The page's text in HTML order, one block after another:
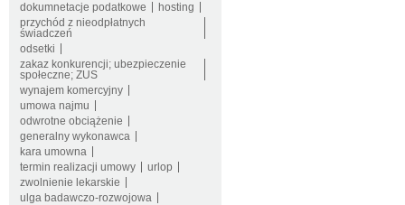
dokumnetacje podatkowe
hosting
przychód z nieodpłatnych
świadczeń
odsetki
zakaz konkurencji; ubezpieczenie
społeczne; ZUS
wynajem komercyjny
umowa najmu
odwrotne obciążenie
generalny wykonawca
kara umowna
termin realizacji umowy
urlop
zwolnienie lekarskie
ulga badawczo-rozwojowa